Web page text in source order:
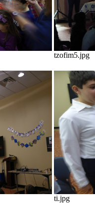
tzofim5.jpg
ti.jpg